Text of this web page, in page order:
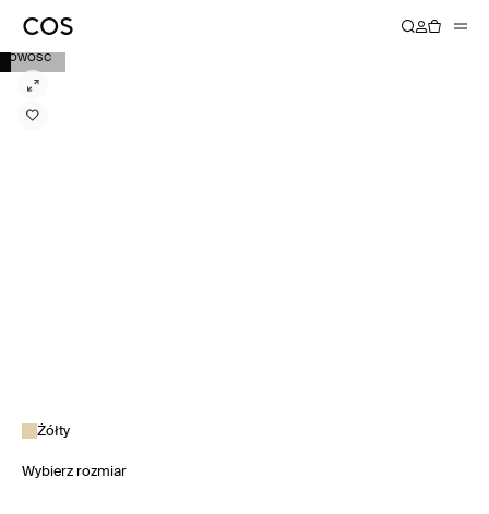
NOWOŚĆ
Żółty
Wybierz rozmiar